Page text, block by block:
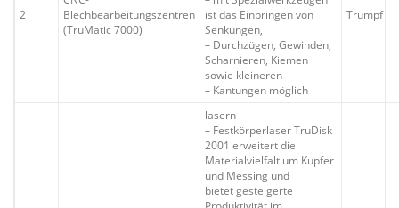
2
Blechbearbeitungszentren
(TruMatic 7000)
ist das Einbringen von
Senkungen,
– Durchzügen, Gewinden,
Scharnieren, Kiemen
sowie kleineren
– Kantungen möglich
Trumpf
lasern
– Festkörperlaser TruDisk
2001 erweitert die
Materialvielfalt um Kupfer
und Messing und
bietet gesteigerte